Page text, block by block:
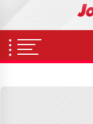
content